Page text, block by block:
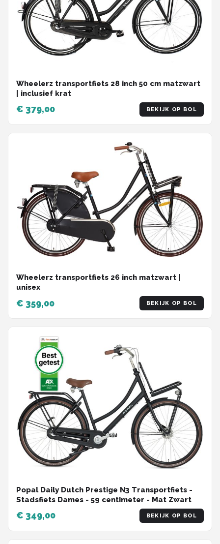
Wheelerz transportfiets 28 inch 50 cm matzwart
| inclusief krat
€ 379,00 BEKIJK OP BOL
Wheelerz transportfiets 26 inch matzwart |
unisex
€ 359,00 BEKIJK OP BOL
Popal Daily Dutch Prestige N3 Transportfiets -
Stadsfiets Dames - 59 centimeter - Mat Zwart
€ 349,00 BEKIJK OP BOL